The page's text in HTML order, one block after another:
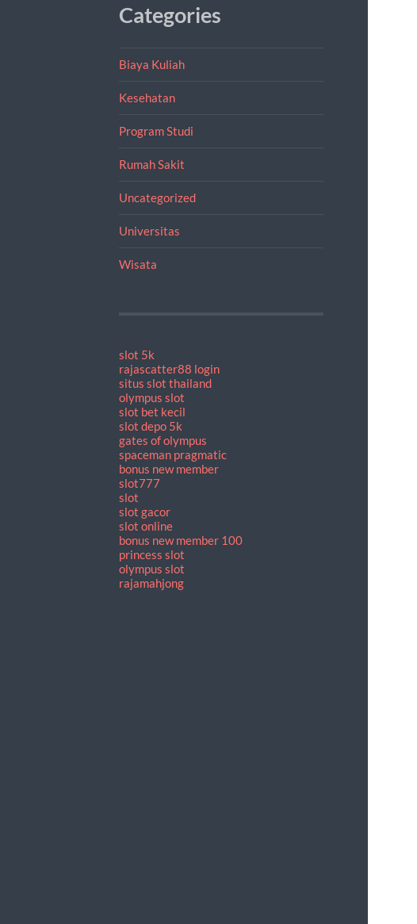
Categories
Biaya Kuliah
Kesehatan
Program Studi
Rumah Sakit
Uncategorized
Universitas
Wisata
slot 5k
rajascatter88 login
situs slot thailand
olympus slot
slot bet kecil
slot depo 5k
gates of olympus
spaceman pragmatic
bonus new member
slot777
slot
slot gacor
slot online
bonus new member 100
princess slot
olympus slot
rajamahjong